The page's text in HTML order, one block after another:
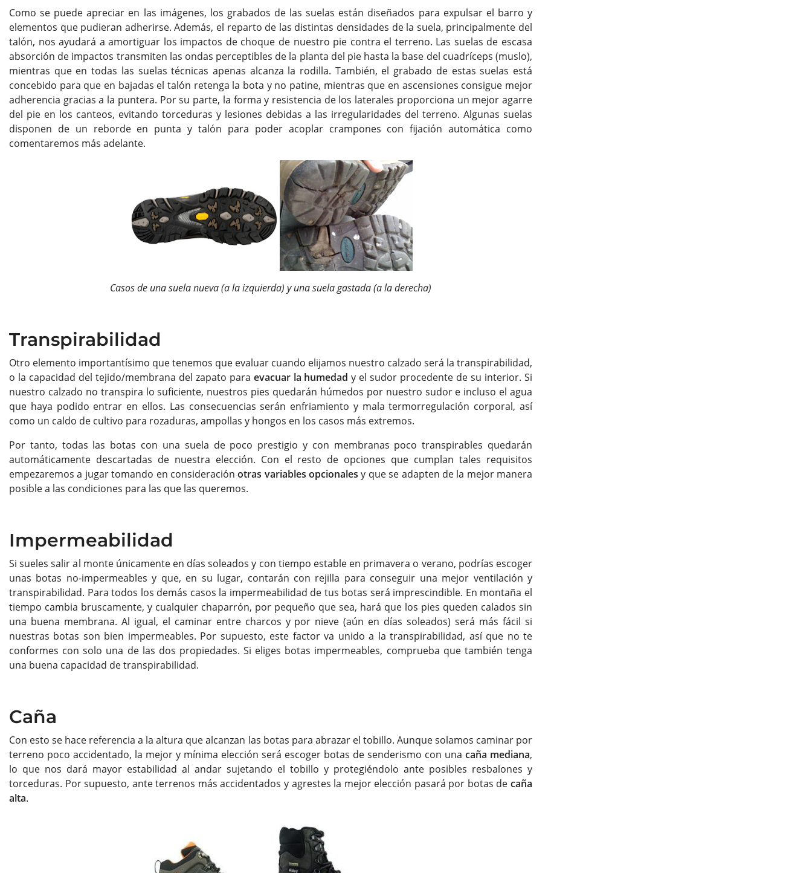
Como se puede apreciar en las imágenes, los grabados de las suelas están diseñados para expulsar el barro y
elementos que pudieran adherirse. Además, el reparto de las distintas densidades de la suela, principalmente del
talón, nos ayudará a amortiguar los impactos de choque de nuestro pie contra el terreno. Las suelas de escasa
absorción de impactos transmiten las ondas perceptibles de la planta del pie hasta la base del cuadríceps (muslo),
mientras que en todas las suelas técnicas apenas alcanza la rodilla. También, el grabado de estas suelas está
concebido para que en bajadas el talón retenga la bota y no patine, mientras que en ascensiones consigue mejor
adherencia gracias a la puntera. Por su parte, la forma y resistencia de los laterales proporciona un mejor agarre
del pie en los canteos, evitando torceduras y lesiones debidas a las irregularidades del terreno. Algunas suelas
disponen de un reborde en punta y talón para poder acoplar crampones con fijación automática como
comentaremos más adelante.
Casos de una suela nueva (a la izquierda) y una suela gastada (a la derecha)
Transpirabilidad
Otro elemento importantísimo que tenemos que evaluar cuando elijamos nuestro calzado será la transpirabilidad,
o la capacidad del tejido/membrana del zapato para evacuar la humedad y el sudor procedente de su interior. Si
nuestro calzado no transpira lo suficiente, nuestros pies quedarán húmedos por nuestro sudor e incluso el agua
que haya podido entrar en ellos. Las consecuencias serán enfriamiento y mala termorregulación corporal, así
como un caldo de cultivo para rozaduras, ampollas y hongos en los casos más extremos.
Por tanto, todas las botas con una suela de poco prestigio y con membranas poco transpirables quedarán
automáticamente descartadas de nuestra elección. Con el resto de opciones que cumplan tales requisitos
empezaremos a jugar tomando en consideraciónotras variables opcionales y que se adapten de la mejor manera
posible a las condiciones para las que las queremos.
Impermeabilidad
Si sueles salir al monte únicamente en días soleados y con tiempo estable en primavera o verano, podrías escoger
unas botas no-impermeables y que, en su lugar, contarán con rejilla para conseguir una mejor ventilación y
transpirabilidad. Para todos los demás casos la impermeabilidad de tus botas será imprescindible. En montaña el
tiempo cambia bruscamente, y cualquier chaparrón, por pequeño que sea, hará que los pies queden calados sin
una buena membrana. Al igual, el caminar entre charcos y por nieve (aún en días soleados) será más fácil si
nuestras botas son bien impermeables. Por supuesto, este factor va unido a la transpirabilidad, así que no te
conformes con solo una de las dos propiedades. Si eliges botas impermeables, comprueba que también tenga
una buena capacidad de transpirabilidad.
Caña
Con esto se hace referencia a la altura que alcanzan las botas para abrazar el tobillo. Aunque solamos caminar por
terreno poco accidentado, la mejor y mínima elección será escoger botas de senderismo con una caña mediana,
lo que nos dará mayor estabilidad al andar sujetando el tobillo y protegiéndolo ante posibles resbalones y
torceduras. Por supuesto, ante terrenos más accidentados y agrestes la mejor elección pasará por botas de caña
alta.